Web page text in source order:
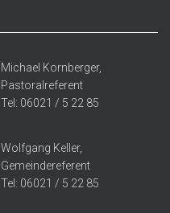
Michael Kornberger,
Pastoralreferent
Tel: 06021 / 5 22 85
Wolfgang Keller,
Gemeindereferent
Tel: 06021 / 5 22 85